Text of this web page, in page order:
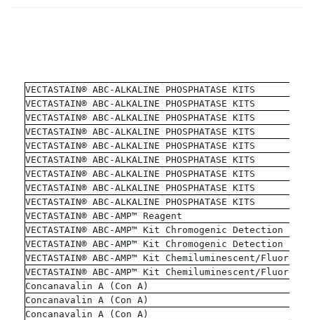
VECTASTAIN® ABC-ALKALINE PHOSPHATASE KITS
VECTASTAIN® ABC-ALKALINE PHOSPHATASE KITS
VECTASTAIN® ABC-ALKALINE PHOSPHATASE KITS
VECTASTAIN® ABC-ALKALINE PHOSPHATASE KITS
VECTASTAIN® ABC-ALKALINE PHOSPHATASE KITS
VECTASTAIN® ABC-ALKALINE PHOSPHATASE KITS
VECTASTAIN® ABC-ALKALINE PHOSPHATASE KITS
VECTASTAIN® ABC-ALKALINE PHOSPHATASE KITS
VECTASTAIN® ABC-ALKALINE PHOSPHATASE KITS
VECTASTAIN® ABC-AMP™ Reagent
VECTASTAIN® ABC-AMP™ Kit Chromogenic Detection
VECTASTAIN® ABC-AMP™ Kit Chromogenic Detection
VECTASTAIN® ABC-AMP™ Kit Chemiluminescent/
VECTASTAIN® ABC-AMP™ Kit Chemiluminescent/
Concanavalin A (Con A)
Concanavalin A (Con A)
Concanavalin A (Con A)